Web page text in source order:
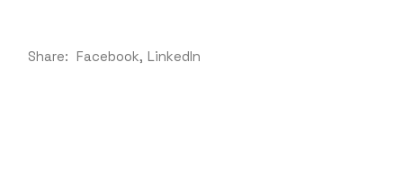
Share: Facebook LinkedIn